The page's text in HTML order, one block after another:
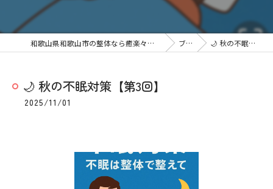
和歌山県和歌山市の整体なら癒楽々整体院・鍼灸マッサージゆらら ブログ 🌙 秋の不眠対策【第3回】
🌙 秋の不眠対策【第3回】
2025/11/01